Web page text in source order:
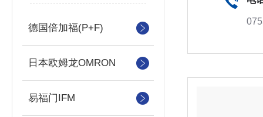
德国倍加福(P+F)
日本欧姆龙OMRON
易福门IFM